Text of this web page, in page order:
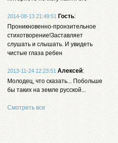
2014-08-13 21:49:51 Гость:
Проникновенно-пронзительное
стихотворение!Заставляет
слушать и слышать. И увидеть
чистые глаза ребен
2013-11-24 12:23:51 Алексей:
Молодец, что сказать... Побольше
бы таких на земле русской...
Смотреть все